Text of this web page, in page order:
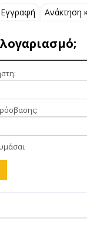
Εγγραφή Ανάκτηση